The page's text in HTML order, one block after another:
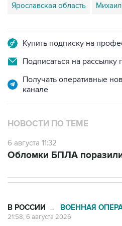
Ярославская область
Купить подписку на
Подписаться на рассылку
Получать оперативные
канале
НОВОСТИ ПО ТЕМЕ
6 августа 11:32
Обломки БПЛА
В РОССИИ → ВОЕННАЯ
21:58, 6 августа 2026